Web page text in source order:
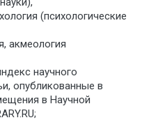
(психологические
акмеология
научного
опубликованные в
в Научной